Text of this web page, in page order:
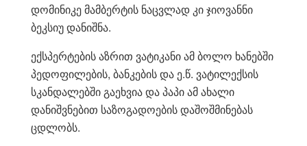
დომინიკე მამბერტის ნაცვლად კი ჯიოვანნი
ბეკსიუ დანიშნა.
ექსპერტების აზრით ვატიკანი ამ ბოლო ხანებში
პედოფილების, ბანკების და ე.წ. ვატილექსის
სკანდალებში გაეხვია და პაპი ამ ახალი
დანიშვნებით საზოგადოების დაშოშმინებას
ცდლობს.